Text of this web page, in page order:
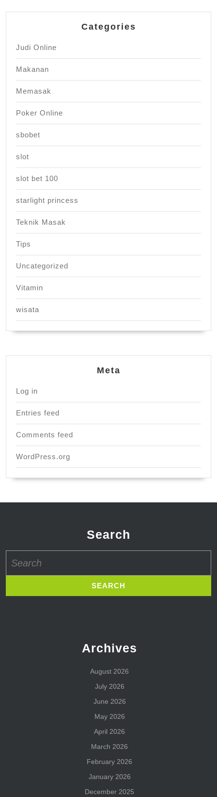
Categories
Judi Online
Makanan
Memasak
Poker Online
sbobet
slot
slot bet 100
starlight princess
Teknik Masak
Tips
Uncategorized
Vitamin
wisata
Meta
Log in
Entries feed
Comments feed
WordPress.org
Search
for:
Archives
August 2026
July 2026
June 2026
May 2026
April 2026
March 2026
February 2026
January 2026
December 2025